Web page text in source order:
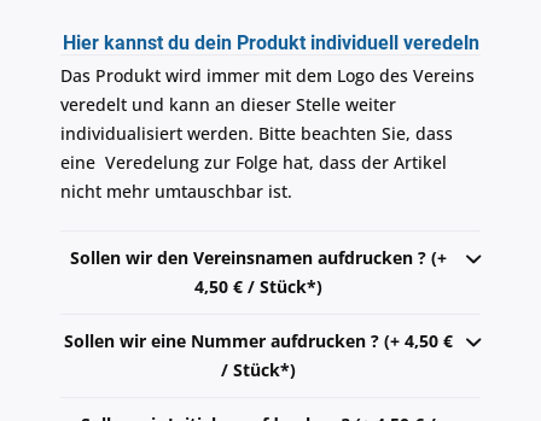
Hier kannst du dein Produkt individuell veredeln
Das Produkt wird immer mit dem Logo des Vereins
veredelt und kann an dieser Stelle weiter
individualisiert werden. Bitte beachten Sie, dass
eine Veredelung zur Folge hat, dass der Artikel
nicht mehr umtauschbar ist.
Sollen wir den Vereinsnamen aufdrucken ? (+
4,50 € / Stück*)
Sollen wir eine Nummer aufdrucken ? (+ 4,50 €
/ Stück*)